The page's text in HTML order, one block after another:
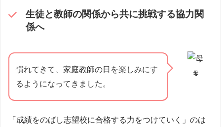
生徒と教師の関係から共に挑戦する協力関
係へ
母
慣れてきて、家庭教師の日を楽しみにす
るようになってきました。
「成績をのばし志望校に合格する力をつけていく」のは